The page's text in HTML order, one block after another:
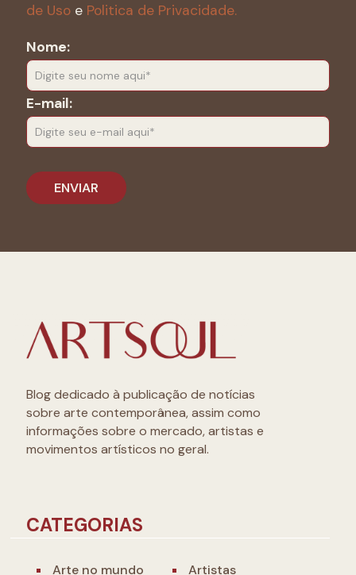
de Uso e Politica de Privacidade.
Nome:
E-mail:
Blog dedicado à publicação de notícias
sobre arte contemporânea, assim como
informações sobre o mercado, artistas e
movimentos artísticos no geral.
CATEGORIAS
Arte no mundo
Artistas